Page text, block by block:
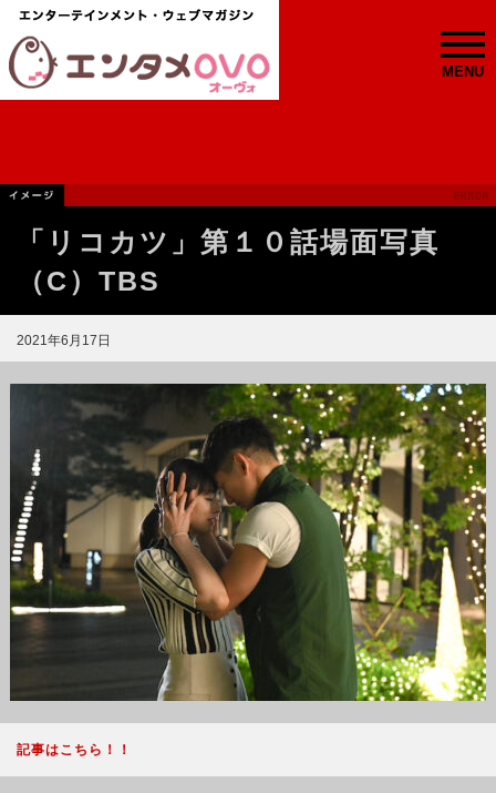
MENU
「リコカツ」第１０話場面写真
（C）TBS
2021年6月17日
記事はこちら！！